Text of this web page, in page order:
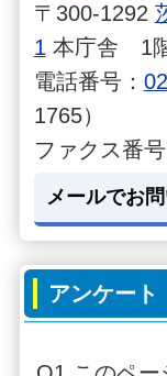
〒300-1292
1 本庁舎 1
電話番号：
1765）
ファクス番
メールでお
アンケート